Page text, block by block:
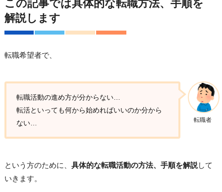
この記事では具体的な転職方法、手順を
解説します
転職希望者で、
転職者
転職活動の進め方が分からない…
転活といっても何から始めればいいのか分から
ない…
という方のために、 具体的な転職活動の方法、手順を解説して
いきます。